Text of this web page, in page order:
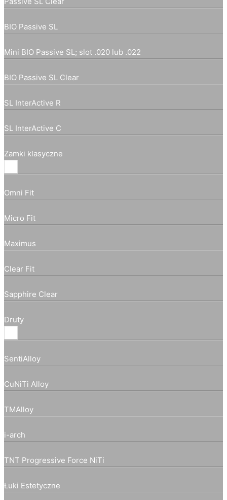
BIO Passive SL
Mini BIO Passive SL; slot .020 lub .022
BIO Passive SL Clear
SL InterActive R
SL InterActive C
Zamki klasyczne
Omni Fit
Micro Fit
Maximus
Clear Fit
Sapphire Clear
Druty
SentiAlloy
CuNiTi Alloy
TMAlloy
i-arch
TNT Progressive Force NiTi
Łuki Estetyczne